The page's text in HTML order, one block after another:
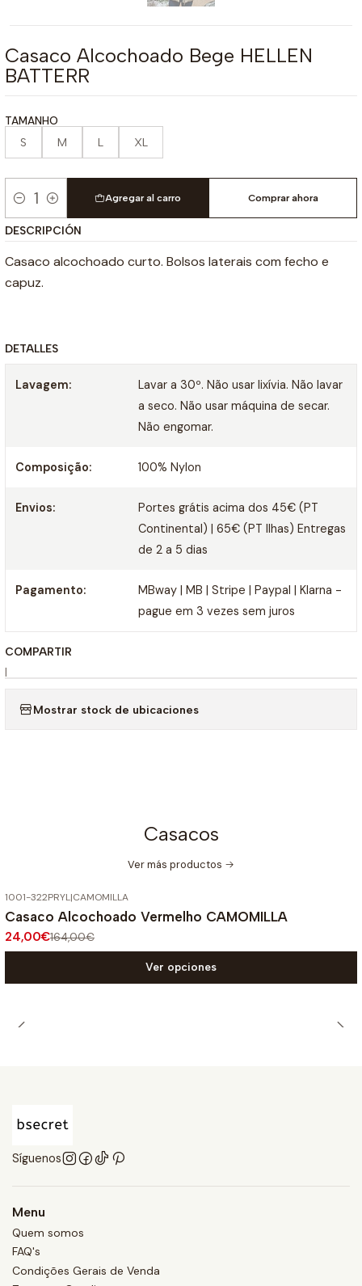
Casaco Alcochoado Bege HELLEN
BATTERR
TAMANHO
S M L XL
Cantidad
Agregar al carro Comprar ahora
DESCRIPCIÓN
Casaco alcochoado curto. Bolsos laterais com fecho e
capuz.
DETALLES
Lavagem:
Lavar a 30º. Não usar lixívia. Não lavar
a seco. Não usar máquina de secar.
Não engomar.
Composição: 100% Nylon
Envios:
Portes grátis acima dos 45€ (PT
Continental) | 65€ (PT Ilhas) Entregas
de 2 a 5 dias
Pagamento:
MBway | MB | Stripe | Paypal | Klarna -
pague em 3 vezes sem juros
COMPARTIR
|
Mostrar stock de ubicaciones
Casacos
Ver más productos
1001-322PRYL|CAMOMILLA
Casaco Alcochoado Vermelho CAMOMILLA
24,00€164,00€
Ver opciones
Síguenos
Menu
Quem somos
FAQ's
Condições Gerais de Venda